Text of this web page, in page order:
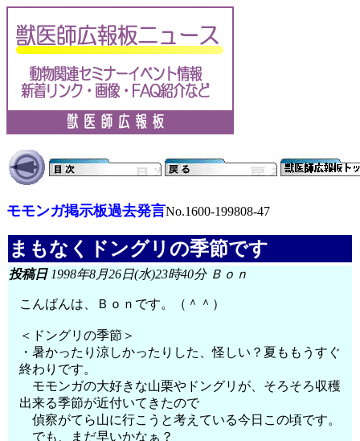
モモンガ掲示板過去発言No.1600-199808-47
まもなくドングリの季節です
投稿日1998年8月26日(水)23時40分 Ｂｏｎ
こんばんは、Ｂｏｎです。（＾＾）
＜ドングリの季節＞
・暑かったり涼しかったりした、怪しい？夏ももうすぐ
終わりです。
モモンガの大好きな山栗やドングリが、そろそろ収穫
出来る季節が近付いてきたので
偵察がてら山に行こうと考えている今日この頃です。
でも、まだ早いかなぁ？